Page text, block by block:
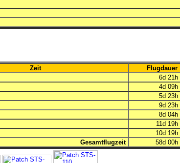
Zeit
Flugdauer
6d 21h
4d 09h
5d 23h
9d 23h
8d 04h
11d 19h
10d 19h
Gesamtflugzeit
58d 00h